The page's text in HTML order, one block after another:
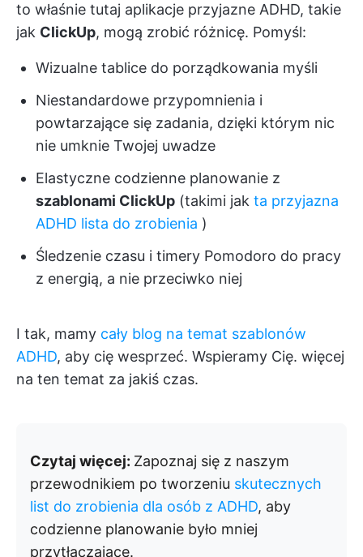
to właśnie tutaj aplikacje przyjazne ADHD, takie
jak ClickUp, mogą zrobić różnicę. Pomyśl:
Wizualne tablice do porządkowania myśli
Niestandardowe przypomnienia i
powtarzające się zadania, dzięki którym nic
nie umknie Twojej uwadze
Elastyczne codzienne planowanie z
szablonami ClickUp (takimi jak ta przyjazna
ADHD lista do zrobienia )
Śledzenie czasu i timery Pomodoro do pracy
z energią, a nie przeciwko niej
I tak, mamy cały blog na temat szablonów
ADHD, aby cię wesprzeć. Wspieramy Cię. więcej
na ten temat za jakiś czas.
Czytaj więcej: Zapoznaj się z naszym
przewodnikiem po tworzeniu skutecznych
list do zrobienia dla osób z ADHD, aby
codzienne planowanie było mniej
przytłaczające.